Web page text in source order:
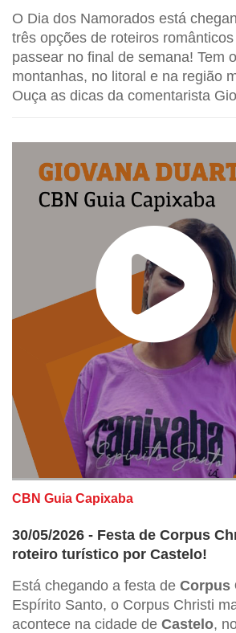
O Dia dos Namorados está
três opções de roteiros
passear no final de semana! Tem
montanhas, no litoral e na região
Ouça as dicas da comentarista
CBN Guia Capixaba
30/05/2026 - Festa de Corpus
roteiro turístico por Castelo!
Está chegando a festa de Corpus
Espírito Santo, o Corpus Christi
acontece na cidade de Castelo,